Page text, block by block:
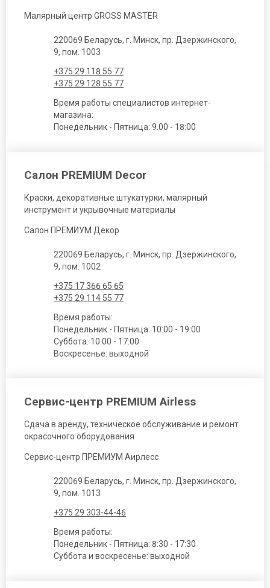
Малярный центр GROSS MASTER
220069 Беларусь, г. Минск, пр. Дзержинского,
9, пом. 1003
+375 29 118 55 77
+375 29 128 55 77
Время работы специалистов интернет-
магазина:
Понедельник - Пятница: 9.00 - 18:00
Салон PREMIUM Decor
Краски, декоративные штукатурки, малярный
инструмент и укрывочные материалы
Салон ПРЕМИУМ Декор
220069 Беларусь, г. Минск, пр. Дзержинского,
9, пом. 1002
+375 17 366 65 65
+375 29 114 55 77
Время работы:
Понедельник - Пятница: 10:00 - 19:00
Суббота: 10:00 - 17:00
Воскресенье: выходной
Сервис-центр PREMIUM Airless
Сдача в аренду, техническое обслуживание и ремонт
окрасочного оборудования
Сервис-центр ПРЕМИУМ Аирлесс
220069 Беларусь, г. Минск, пр. Дзержинского,
9, пом. 1013
+375 29 303-44-46
Время работы:
Понедельник - Пятница: 8:30 - 17:30
Суббота и воскресенье: выходной